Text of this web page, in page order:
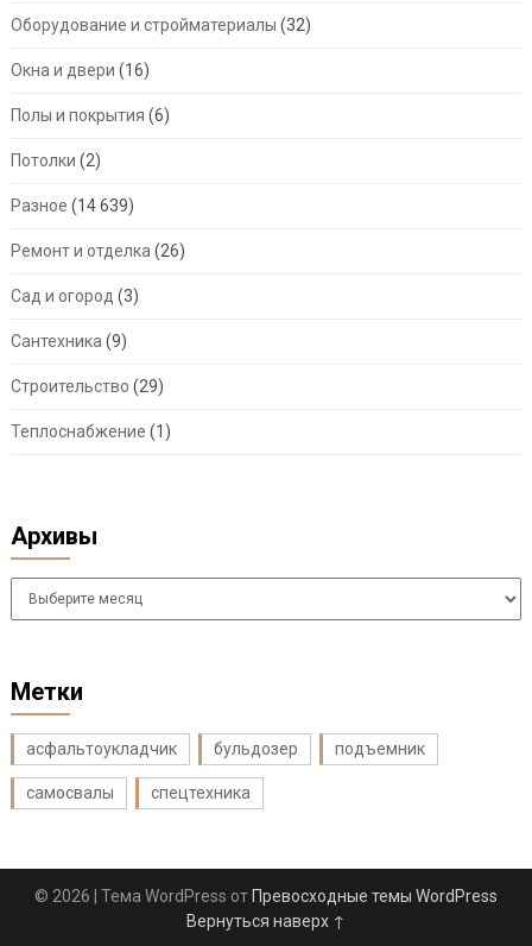
Оборудование и стройматериалы (32)
Окна и двери (16)
Полы и покрытия (6)
Потолки (2)
Разное (14 639)
Ремонт и отделка (26)
Сад и огород (3)
Сантехника (9)
Строительство (29)
Теплоснабжение (1)
Архивы
Архивы
Метки
асфальтоукладчик бульдозер подъемник
самосвалы спецтехника
© 2026 | Тема WordPress от Превосходные темы WordPress
Вернуться наверх ↑